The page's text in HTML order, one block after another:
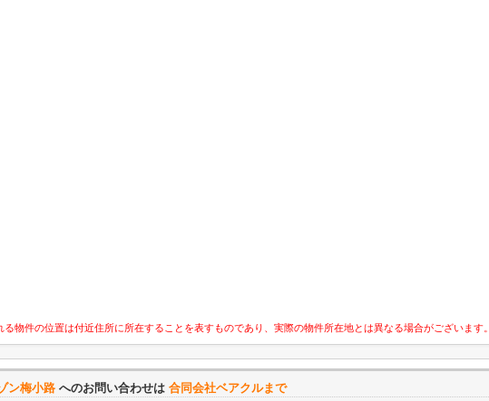
物件の位置は付近住所に所在することを表すものであり、実際の物件所在地とは異なる場合がございます。
ン梅小路 へのお問い合わせは 合同会社ベアクルまで